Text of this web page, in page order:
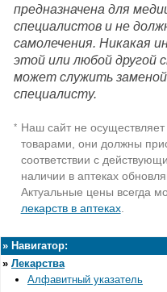
предназначена для
специалистов и не
самолечения. Никакая
этой или любой другой
может служить
специалисту.
* Наш сайт не
товарами, они должны
соответствии с
наличии в аптеках
Актуальные цены всегда
лекарств в аптеках.
» Навигатор:
» Лекарства
Алфавитный указатель